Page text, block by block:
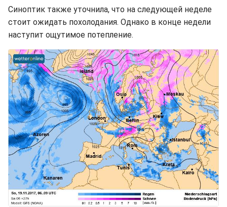
Синоптик также уточнила, что на следующей неделе
стоит ожидать похолодания. Однако в конце недели
наступит ощутимое потепление.